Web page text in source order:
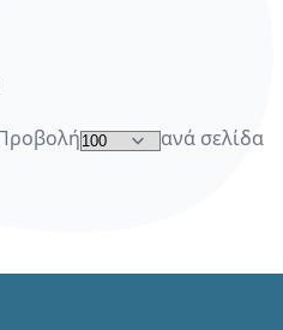
ανά σελίδα